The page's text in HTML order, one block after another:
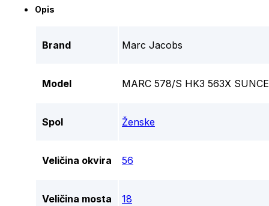
Opis
Brand Marc Jacobs
Model MARC 578/S HK3 563X
Spol Ženske
Veličina okvira 56
Veličina mosta 18